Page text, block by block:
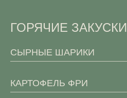
ГОРЯЧИЕ ЗАКУСКИ
СЫРНЫЕ ШАРИКИ
КАРТОФЕЛЬ ФРИ